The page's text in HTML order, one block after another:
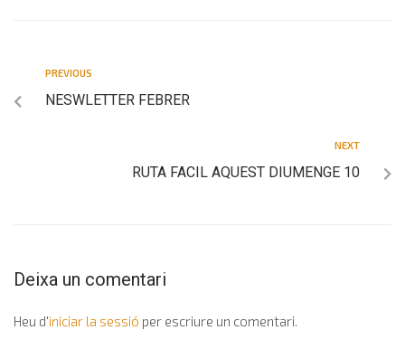
PREVIOUS
NESWLETTER FEBRER
NEXT
RUTA FACIL AQUEST DIUMENGE 10
Deixa un comentari
Heu d'iniciar la sessió per escriure un comentari.